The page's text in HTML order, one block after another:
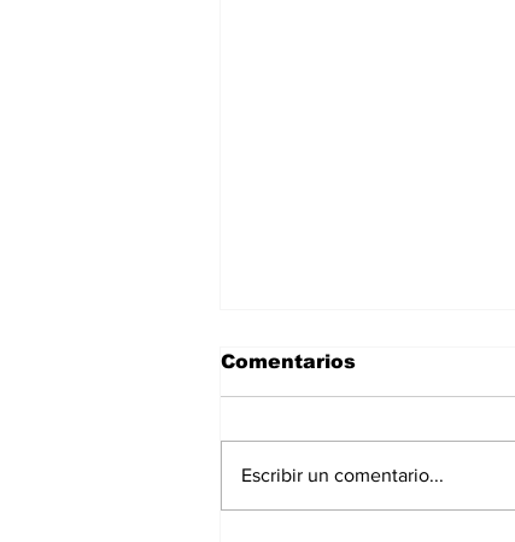
Comentarios
Escribir un comentario...